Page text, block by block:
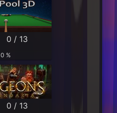
0 / 13
0 %
0 / 13